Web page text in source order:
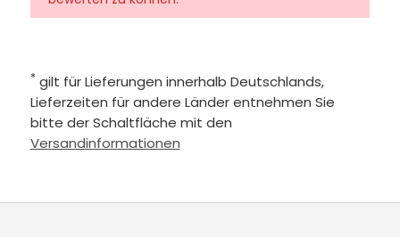
* gilt für Lieferungen innerhalb Deutschlands,
Lieferzeiten für andere Länder entnehmen Sie
bitte der Schaltfläche mit den
Versandinformationen